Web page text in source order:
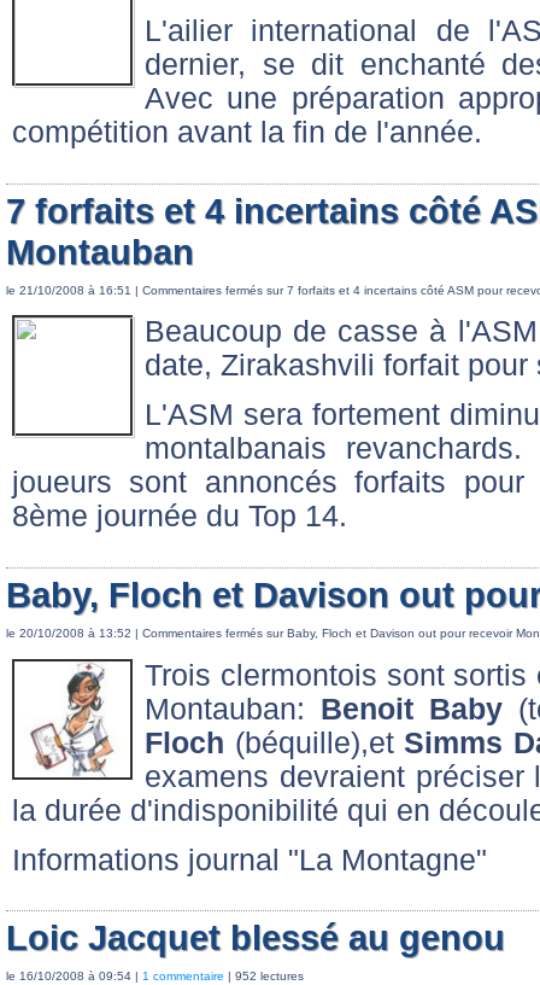
L'ailier international de
dernier, se dit enchanté
Avec une préparation
compétition avant la fin de l'année.
7 forfaits et 4 incertains côté
Montauban
le 21/10/2008 à 16:51 | Commentaires fermés sur 7 forfaits et 4 incertains côté ASM pour
Beaucoup de casse à
date, Zirakashvili forfait
L'ASM sera fortement
montalbanais
joueurs sont annoncés forfaits
8ème journée du Top 14.
Baby, Floch et Davison out
le 20/10/2008 à 13:52 | Commentaires fermés sur Baby, Floch et Davison out pour recevoir
Trois clermontois sont
Montauban: Benoit Baby
Floch (béquille),et Simms
examens devraient
la durée d'indisponibilité qui en
Informations journal "La Montagne"
Loic Jacquet blessé au genou
le 16/10/2008 à 09:54 | 1 commentaire | 952 lectures